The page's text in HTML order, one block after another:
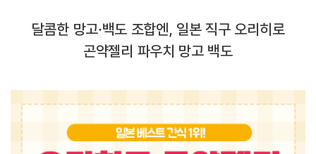
달콤한 망고·백도 조합엔, 일본 직구 오리히로
곤약젤리 파우치 망고 백도